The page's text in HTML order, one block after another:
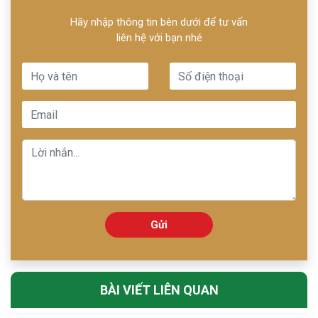
Hãy nhập thông tin bên dưới để tư vấn
liên hệ với bạn nhé
Gửi
BÀI VIẾT LIÊN QUAN